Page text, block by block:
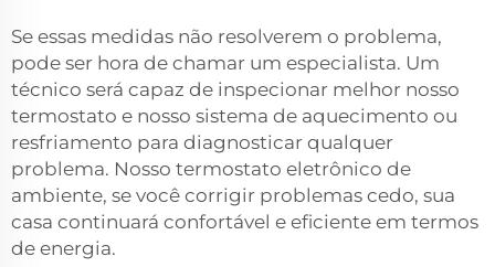
Se essas medidas não resolverem o problema,
pode ser hora de chamar um especialista. Um
técnico será capaz de inspecionar melhor nosso
termostato e nosso sistema de aquecimento ou
resfriamento para diagnosticar qualquer
problema. Nosso termostato eletrônico de
ambiente, se você corrigir problemas cedo, sua
casa continuará confortável e eficiente em termos
de energia.